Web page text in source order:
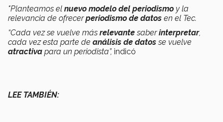
"Planteamos el nuevo modelo del periodismo y la
relevancia de ofrecerperiodismo de datos en el Tec.
“Cada vez se vuelve más relevantesaberinterpretar,
cada vez esta parte de análisis de datosse vuelve
atractiva para un periodista”, indicó
LEE TAMBIÉN: